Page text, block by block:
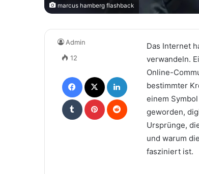
marcus hamberg flashback
Das Internet
verwandeln.
Online-
bestimmter
einem
geworden,
Ursprünge,
und warum
fasziniert ist.
Admin
12
Facebook LinkedIn
Tumblr PinterestReddit